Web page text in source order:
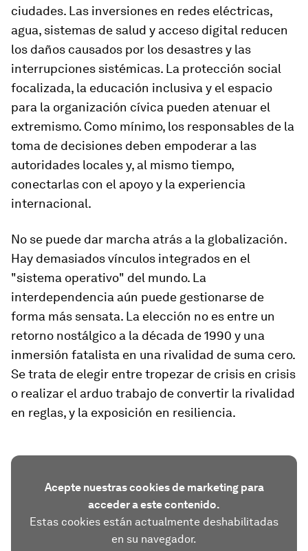
ciudades. Las inversiones en redes eléctricas,
agua, sistemas de salud y acceso digital reducen
los daños causados por los desastres y las
interrupciones sistémicas. La protección social
focalizada, la educación inclusiva y el espacio
para la organización cívica pueden atenuar el
extremismo. Como mínimo, los responsables de la
toma de decisiones deben empoderar a las
autoridades locales y, al mismo tiempo,
conectarlas con el apoyo y la experiencia
internacional.
No se puede dar marcha atrás a la globalización.
Hay demasiados vínculos integrados en el
"sistema operativo" del mundo. La
interdependencia aún puede gestionarse de
forma más sensata. La elección no es entre un
retorno nostálgico a la década de 1990 y una
inmersión fatalista en una rivalidad de suma cero.
Se trata de elegir entre tropezar de crisis en crisis
o realizar el arduo trabajo de convertir la rivalidad
en reglas, y la exposición en resiliencia.
Acepte nuestras cookies de marketing para
acceder a este contenido.
Estas cookies están actualmente deshabilitadas
en su navegador.